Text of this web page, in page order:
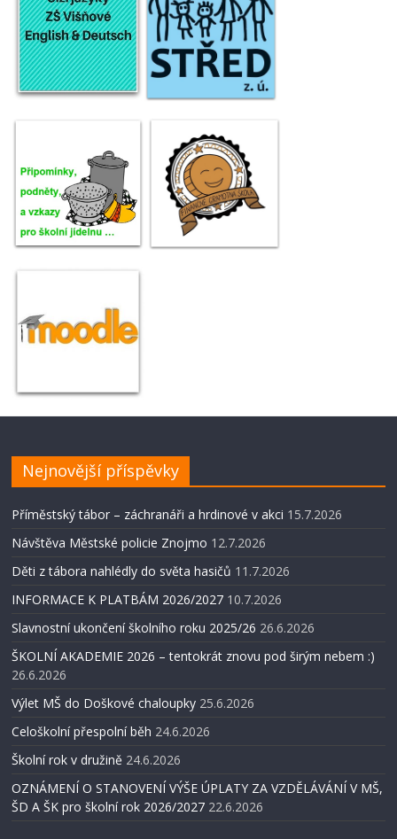
Nejnovější příspěvky
Příměstský tábor – záchranáři a hrdinové v akci 15.7.2026
Návštěva Městské policie Znojmo 12.7.2026
Děti z tábora nahlédly do světa hasičů 11.7.2026
INFORMACE K PLATBÁM 2026/2027 10.7.2026
Slavnostní ukončení školního roku 2025/26 26.6.2026
ŠKOLNÍ AKADEMIE 2026 – tentokrát znovu pod širým nebem :)
26.6.2026
Výlet MŠ do Doškové chaloupky 25.6.2026
Celoškolní přespolní běh 24.6.2026
Školní rok v družině 24.6.2026
OZNÁMENÍ O STANOVENÍ VÝŠE ÚPLATY ZA VZDĚLÁVÁNÍ V MŠ,
ŠD A ŠK pro školní rok 2026/2027 22.6.2026